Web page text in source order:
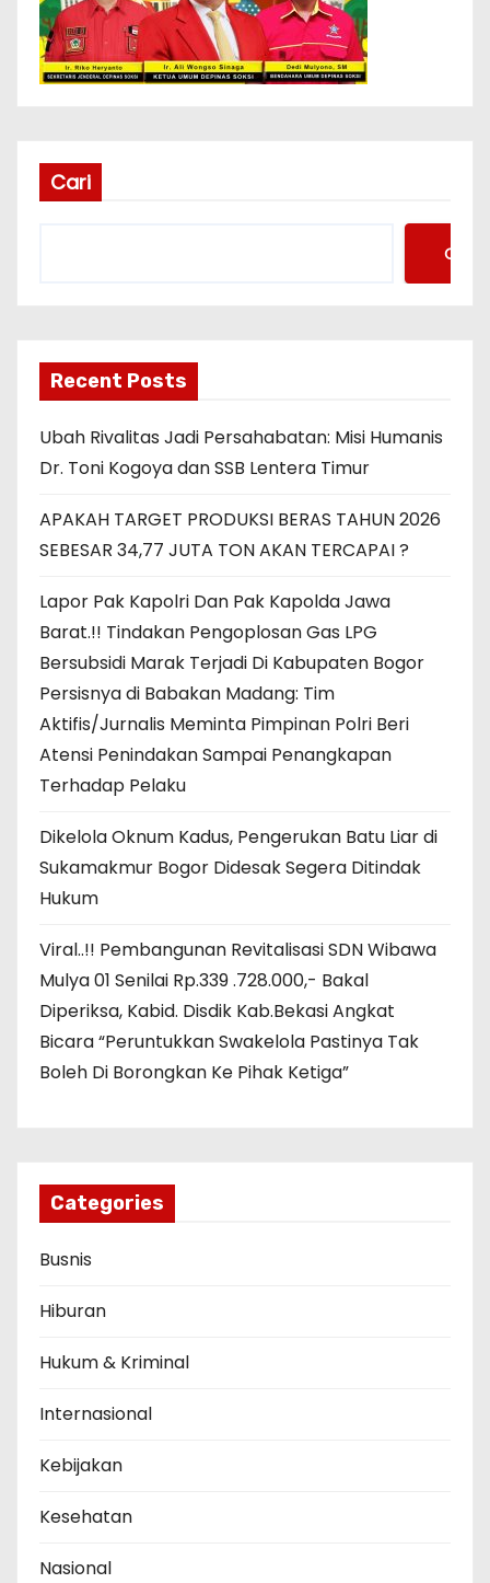
Cari
Cari
Recent Posts
Ubah Rivalitas Jadi Persahabatan: Misi Humanis
Dr. Toni Kogoya dan SSB Lentera Timur
APAKAH TARGET PRODUKSI BERAS TAHUN 2026
SEBESAR 34,77 JUTA TON AKAN TERCAPAI ?
Lapor Pak Kapolri Dan Pak Kapolda Jawa
Barat.!! Tindakan Pengoplosan Gas LPG
Bersubsidi Marak Terjadi Di Kabupaten Bogor
Persisnya di Babakan Madang: Tim
Aktifis/Jurnalis Meminta Pimpinan Polri Beri
Atensi Penindakan Sampai Penangkapan
Terhadap Pelaku
Dikelola Oknum Kadus, Pengerukan Batu Liar di
Sukamakmur Bogor Didesak Segera Ditindak
Hukum
Viral..!! Pembangunan Revitalisasi SDN Wibawa
Mulya 01 Senilai Rp.339 .728.000,- Bakal
Diperiksa, Kabid. Disdik Kab.Bekasi Angkat
Bicara “Peruntukkan Swakelola Pastinya Tak
Boleh Di Borongkan Ke Pihak Ketiga”
Categories
Busnis
Hiburan
Hukum & Kriminal
Internasional
Kebijakan
Kesehatan
Nasional